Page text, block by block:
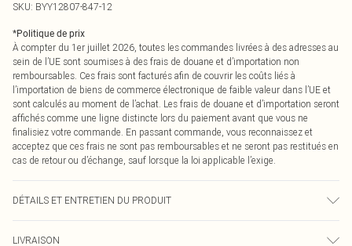
SKU: BYY12807-847-12
*Politique de prix
À compter du 1er juillet 2026, toutes les commandes livrées à des adresses au
sein de l’UE sont soumises à des frais de douane et d’importation non
remboursables. Ces frais sont facturés afin de couvrir les coûts liés à
l’importation de biens de commerce électronique de faible valeur dans l’UE et
sont calculés au moment de l’achat. Les frais de douane et d’importation seront
affichés comme une ligne distincte lors du paiement avant que vous ne
finalisiez votre commande. En passant commande, vous reconnaissez et
acceptez que ces frais ne sont pas remboursables et ne seront pas restitués en
cas de retour ou d’échange, sauf lorsque la loi applicable l’exige.
DÉTAILS ET ENTRETIEN DU PRODUIT
LIVRAISON